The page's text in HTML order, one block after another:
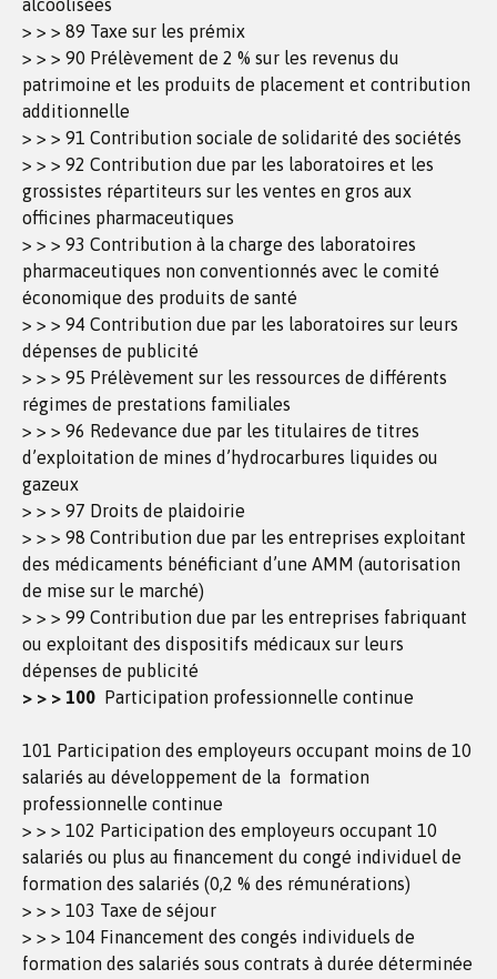
alcoolisées
> > > 89 Taxe sur les prémix
> > > 90 Prélèvement de 2 % sur les revenus du
patrimoine et les produits de placement et contribution
additionnelle
> > > 91 Contribution sociale de solidarité des sociétés
> > > 92 Contribution due par les laboratoires et les
grossistes répartiteurs sur les ventes en gros aux
officines pharmaceutiques
> > > 93 Contribution à la charge des laboratoires
pharmaceutiques non conventionnés avec le comité
économique des produits de santé
> > > 94 Contribution due par les laboratoires sur leurs
dépenses de publicité
> > > 95 Prélèvement sur les ressources de différents
régimes de prestations familiales
> > > 96 Redevance due par les titulaires de titres
d’exploitation de mines d’hydrocarbures liquides ou
gazeux
> > > 97 Droits de plaidoirie
> > > 98 Contribution due par les entreprises exploitant
des médicaments bénéficiant d’une AMM (autorisation
de mise sur le marché)
> > > 99 Contribution due par les entreprises fabriquant
ou exploitant des dispositifs médicaux sur leurs
dépenses de publicité
> > > 100 Participation professionnelle continue
101 Participation des employeurs occupant moins de 10
salariés au développement de la formation
professionnelle continue
> > > 102 Participation des employeurs occupant 10
salariés ou plus au financement du congé individuel de
formation des salariés (0,2 % des rémunérations)
> > > 103 Taxe de séjour
> > > 104 Financement des congés individuels de
formation des salariés sous contrats à durée déterminée